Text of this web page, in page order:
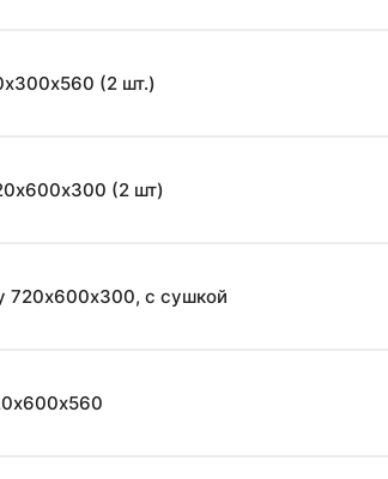
(2 шт.)
(2 шт)
720х600х300, с сушкой